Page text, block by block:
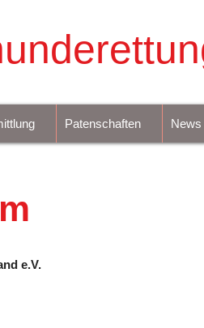
Patenschaften News
e.V.